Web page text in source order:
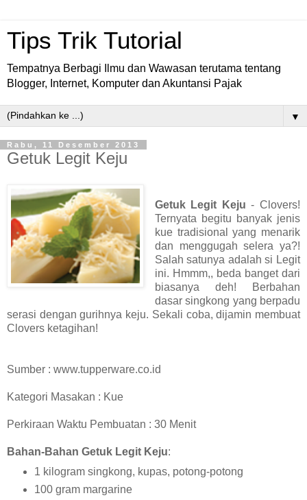
Tips Trik Tutorial
Tempatnya Berbagi Ilmu dan Wawasan terutama tentang
Blogger, Internet, Komputer dan Akuntansi Pajak
▼
Rabu, 11 Desember 2013
Getuk Legit Keju
Getuk Legit Keju - Clovers!
Ternyata begitu banyak jenis
kue tradisional yang menarik
dan menggugah selera ya?!
Salah satunya adalah si Legit
ini. Hmmm,, beda banget dari
biasanya deh! Berbahan
dasar singkong yang berpadu
serasi dengan gurihnya keju. Sekali coba, dijamin membuat
Clovers ketagihan!
Sumber : www.tupperware.co.id
Kategori Masakan : Kue
Perkiraan Waktu Pembuatan : 30 Menit
Bahan-Bahan Getuk Legit Keju:
1 kilogram singkong, kupas, potong-potong
100 gram margarine